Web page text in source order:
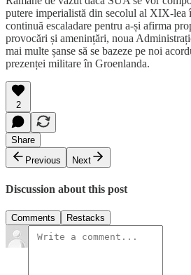
putere imperialistă din secolul al XIX-lea
continuă escaladare pentru a-și afirma
provocări și amenințări, noua
mai multe șanse să se bazeze pe noi
prezenței militare în Groenlanda.
2
Share
Previous
Next
Discussion about this post
Comments Restacks